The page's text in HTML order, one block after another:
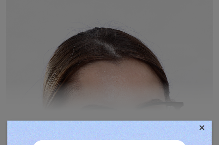
TOVÁBBIAK MEGJELENÍTÉSE ×